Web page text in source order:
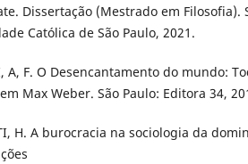
Dissertação (Mestrado em Filosofia).
Católica de São Paulo, 2021.
A, F. O Desencantamento do mundo:
Max Weber. São Paulo: Editora 34,
H. A burocracia na sociologia da